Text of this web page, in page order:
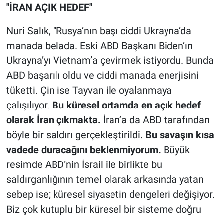
"İRAN AÇIK HEDEF"
Nuri Salık, "Rusya’nın başı ciddi Ukrayna’da
manada belada. Eski ABD Başkanı Biden’ın
Ukrayna’yı Vietnam’a çevirmek istiyordu. Bunda
ABD başarılı oldu ve ciddi manada enerjisini
tüketti. Çin ise Tayvan ile oyalanmaya
çalışılıyor. Bu küresel ortamda en açık hedef
olarak İran çıkmakta. İran’a da ABD tarafından
böyle bir saldırı gerçekleştirildi. Bu savaşın kısa
vadede duracağını beklenmiyorum. Büyük
resimde ABD’nin İsrail ile birlikte bu
saldırganlığının temel olarak arkasında yatan
sebep ise; küresel siyasetin dengeleri değişiyor.
Biz çok kutuplu bir küresel bir sisteme doğru